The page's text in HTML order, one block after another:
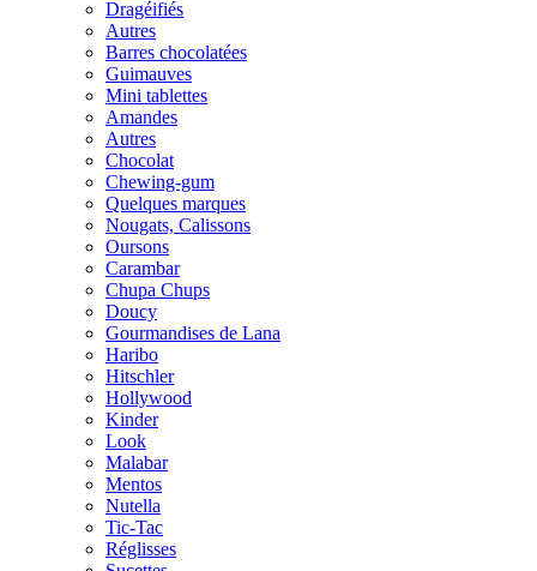
Dragéifiés
Autres
Barres chocolatées
Guimauves
Mini tablettes
Amandes
Autres
Chocolat
Chewing-gum
Quelques marques
Nougats, Calissons
Oursons
Carambar
Chupa Chups
Doucy
Gourmandises de Lana
Haribo
Hitschler
Hollywood
Kinder
Look
Malabar
Mentos
Nutella
Tic-Tac
Réglisses